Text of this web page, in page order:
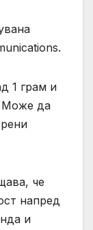
1 грам и
Може да
че
напред
и